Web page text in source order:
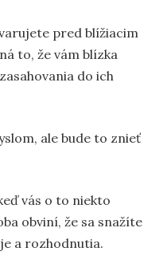
pred blížiacim
to, že vám blízka
do ich
ale bude to znieť
vás o to niekto
obviní, že sa snažíte
a rozhodnutia.